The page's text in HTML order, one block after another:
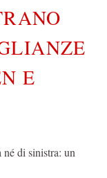
E
né di sinistra: un